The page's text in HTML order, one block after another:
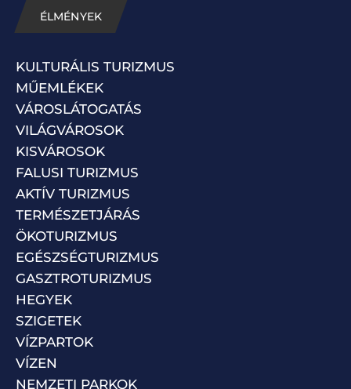
ÉLMÉNYEK
KULTURÁLIS TURIZMUS
MŰEMLÉKEK
VÁROSLÁTOGATÁS
VILÁGVÁROSOK
KISVÁROSOK
FALUSI TURIZMUS
AKTÍV TURIZMUS
TERMÉSZETJÁRÁS
ÖKOTURIZMUS
EGÉSZSÉGTURIZMUS
GASZTROTURIZMUS
HEGYEK
SZIGETEK
VÍZPARTOK
VÍZEN
NEMZETI PARKOK